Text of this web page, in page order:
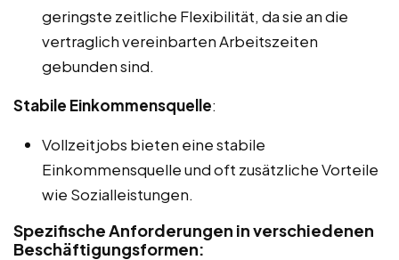
geringste zeitliche Flexibilität, da sie an die
vertraglich vereinbarten Arbeitszeiten
gebunden sind.
Stabile Einkommensquelle:
Vollzeitjobs bieten eine stabile
Einkommensquelle und oft zusätzliche Vorteile
wie Sozialleistungen.
Spezifische Anforderungen in verschiedenen
Beschäftigungsformen: